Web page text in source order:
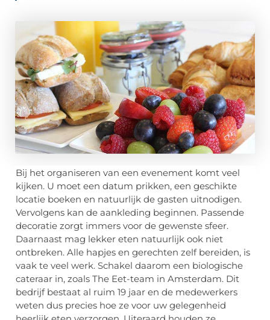
Bij het organiseren van een evenement komt veel
kijken. U moet een datum prikken, een geschikte
locatie boeken en natuurlijk de gasten uitnodigen.
Vervolgens kan de aankleding beginnen. Passende
decoratie zorgt immers voor de gewenste sfeer.
Daarnaast mag lekker eten natuurlijk ook niet
ontbreken. Alle hapjes en gerechten zelf bereiden, is
vaak te veel werk. Schakel daarom een biologische
cateraar in, zoals The Eet-team in Amsterdam. Dit
bedrijf bestaat al ruim 19 jaar en de medewerkers
weten dus precies hoe ze voor uw gelegenheid